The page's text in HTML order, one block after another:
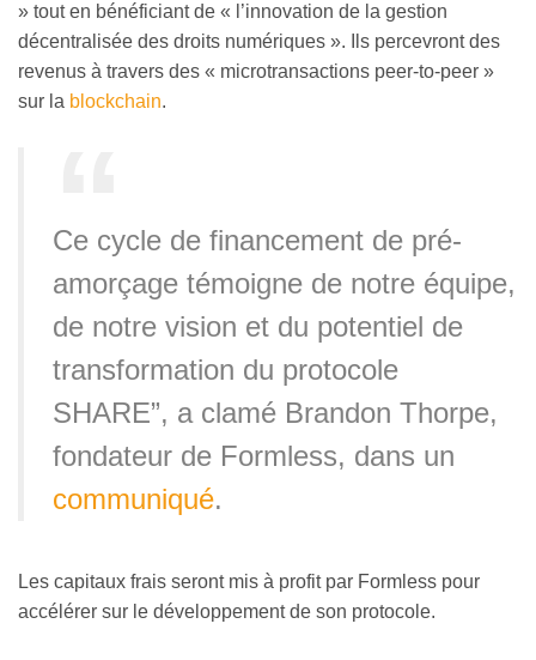
» tout en bénéficiant de « l’innovation de la gestion
décentralisée des droits numériques ». Ils percevront des
revenus à travers des « microtransactions peer-to-peer »
sur la blockchain.
Ce cycle de financement de pré-
amorçage témoigne de notre équipe,
de notre vision et du potentiel de
transformation du protocole
SHARE”, a clamé Brandon Thorpe,
fondateur de Formless, dans un
communiqué.
Les capitaux frais seront mis à profit par Formless pour
accélérer sur le développement de son protocole.